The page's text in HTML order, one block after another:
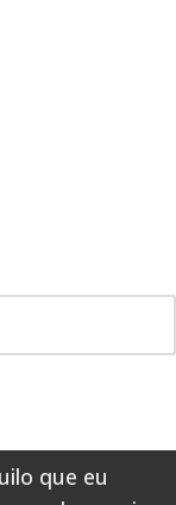
que eu